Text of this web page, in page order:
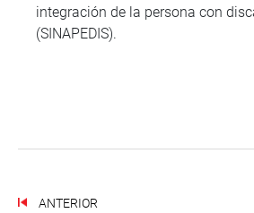
integración de la persona con
(SINAPEDIS).
ANTERIOR